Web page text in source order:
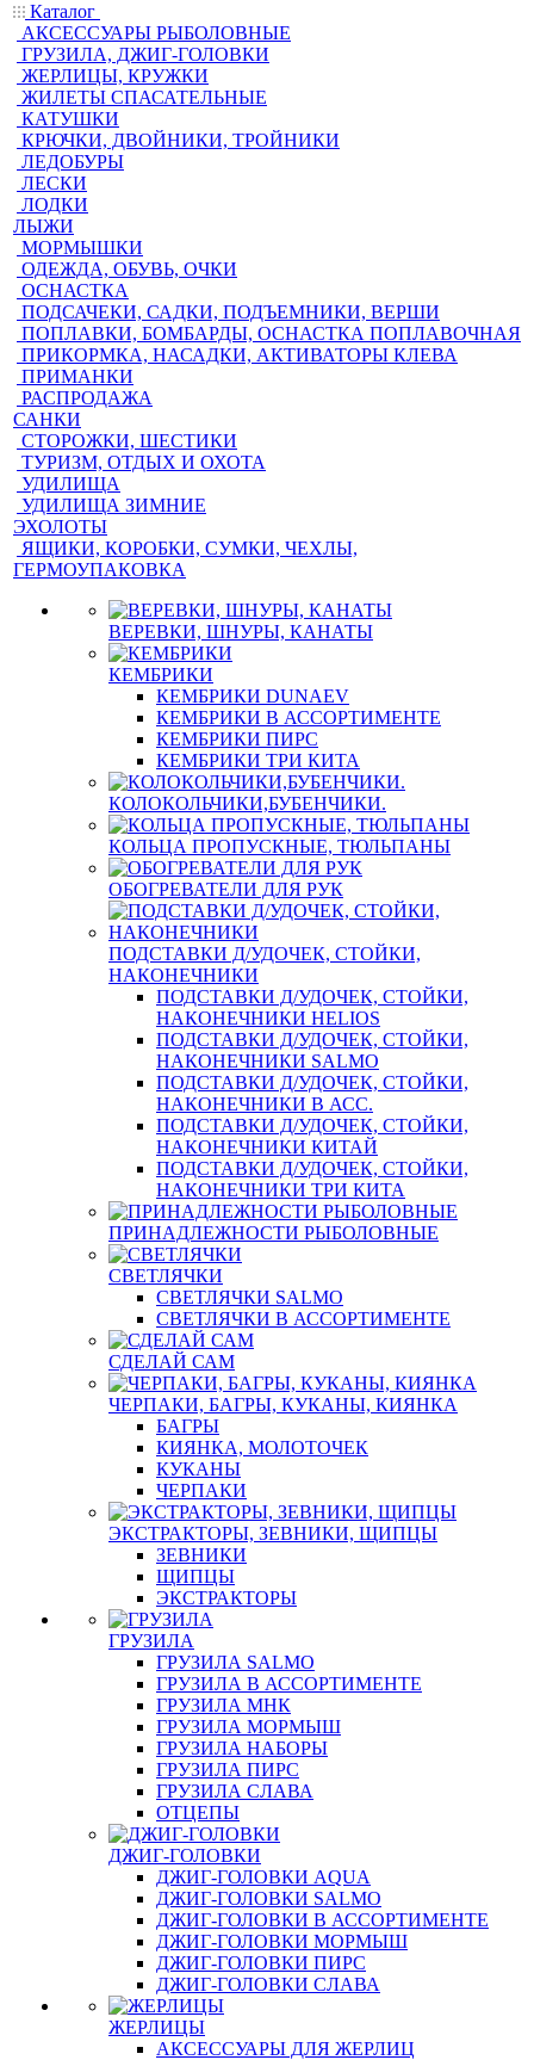
Каталог
АКСЕССУАРЫ РЫБОЛОВНЫЕ
ГРУЗИЛА, ДЖИГ-ГОЛОВКИ
ЖЕРЛИЦЫ, КРУЖКИ
ЖИЛЕТЫ СПАСАТЕЛЬНЫЕ
КАТУШКИ
КРЮЧКИ, ДВОЙНИКИ, ТРОЙНИКИ
ЛЕДОБУРЫ
ЛЕСКИ
ЛОДКИ
ЛЫЖИ
МОРМЫШКИ
ОДЕЖДА, ОБУВЬ, ОЧКИ
ОСНАСТКА
ПОДСАЧЕКИ, САДКИ, ПОДЪЕМНИКИ, ВЕРШИ
ПОПЛАВКИ, БОМБАРДЫ, ОСНАСТКА ПОПЛАВОЧНАЯ
ПРИКОРМКА, НАСАДКИ, АКТИВАТОРЫ КЛЕВА
ПРИМАНКИ
РАСПРОДАЖА
САНКИ
СТОРОЖКИ, ШЕСТИКИ
ТУРИЗМ, ОТДЫХ И ОХОТА
УДИЛИЩА
УДИЛИЩА ЗИМНИЕ
ЭХОЛОТЫ
ЯЩИКИ, КОРОБКИ, СУМКИ, ЧЕХЛЫ,
ГЕРМОУПАКОВКА
ВЕРЕВКИ, ШНУРЫ, КАНАТЫ
КЕМБРИКИ
КЕМБРИКИ DUNAEV
КЕМБРИКИ В АССОРТИМЕНТЕ
КЕМБРИКИ ПИРС
КЕМБРИКИ ТРИ КИТА
КОЛОКОЛЬЧИКИ,БУБЕНЧИКИ.
КОЛЬЦА ПРОПУСКНЫЕ, ТЮЛЬПАНЫ
ОБОГРЕВАТЕЛИ ДЛЯ РУК
ПОДСТАВКИ Д/УДОЧЕК, СТОЙКИ,
НАКОНЕЧНИКИ
ПОДСТАВКИ Д/УДОЧЕК, СТОЙКИ,
НАКОНЕЧНИКИ HELIOS
ПОДСТАВКИ Д/УДОЧЕК, СТОЙКИ,
НАКОНЕЧНИКИ SALMO
ПОДСТАВКИ Д/УДОЧЕК, СТОЙКИ,
НАКОНЕЧНИКИ В АСС.
ПОДСТАВКИ Д/УДОЧЕК, СТОЙКИ,
НАКОНЕЧНИКИ КИТАЙ
ПОДСТАВКИ Д/УДОЧЕК, СТОЙКИ,
НАКОНЕЧНИКИ ТРИ КИТА
ПРИНАДЛЕЖНОСТИ РЫБОЛОВНЫЕ
СВЕТЛЯЧКИ
СВЕТЛЯЧКИ SALMO
СВЕТЛЯЧКИ В АССОРТИМЕНТЕ
СДЕЛАЙ САМ
ЧЕРПАКИ, БАГРЫ, КУКАНЫ, КИЯНКА
БАГРЫ
КИЯНКА, МОЛОТОЧЕК
КУКАНЫ
ЧЕРПАКИ
ЭКСТРАКТОРЫ, ЗЕВНИКИ, ЩИПЦЫ
ЗЕВНИКИ
ЩИПЦЫ
ЭКСТРАКТОРЫ
ГРУЗИЛА
ГРУЗИЛА SALMO
ГРУЗИЛА В АССОРТИМЕНТЕ
ГРУЗИЛА МНК
ГРУЗИЛА МОРМЫШ
ГРУЗИЛА НАБОРЫ
ГРУЗИЛА ПИРС
ГРУЗИЛА СЛАВА
ОТЦЕПЫ
ДЖИГ-ГОЛОВКИ
ДЖИГ-ГОЛОВКИ AQUA
ДЖИГ-ГОЛОВКИ SALMO
ДЖИГ-ГОЛОВКИ В АССОРТИМЕНТЕ
ДЖИГ-ГОЛОВКИ МОРМЫШ
ДЖИГ-ГОЛОВКИ ПИРС
ДЖИГ-ГОЛОВКИ СЛАВА
ЖЕРЛИЦЫ
АКСЕССУАРЫ ДЛЯ ЖЕРЛИЦ